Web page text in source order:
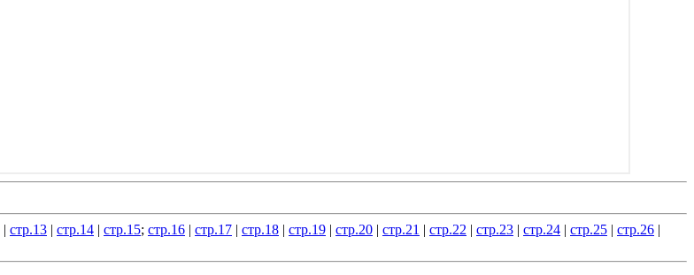
| стр.13 | стр.14 | стр.15; стр.16 | стр.17 | стр.18 | стр.19 | стр.20 | стр.21 | стр.22 | стр.23 | стр.24 | стр.25 | стр.26 |